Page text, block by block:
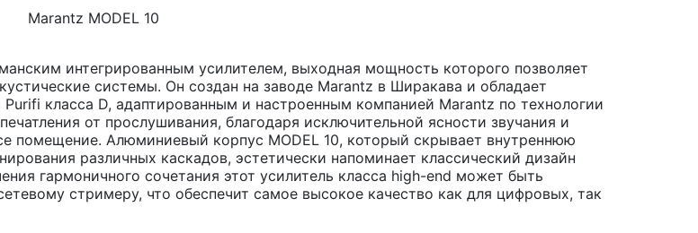
Marantz MODEL 10
интегрированным усилителем, выходная мощность которого позволяет
системы. Он создан на заводе Marantz в Ширакава и обладает
класса D, адаптированным и настроенным компанией Marantz по технологии
от прослушивания, благодаря исключительной ясности звучания и
помещение. Алюминиевый корпус MODEL 10, который скрывает внутреннюю
различных каскадов, эстетически напоминает классический дизайн
гармоничного сочетания этот усилитель класса high-end может быть
стримеру, что обеспечит самое высокое качество как для цифровых, так